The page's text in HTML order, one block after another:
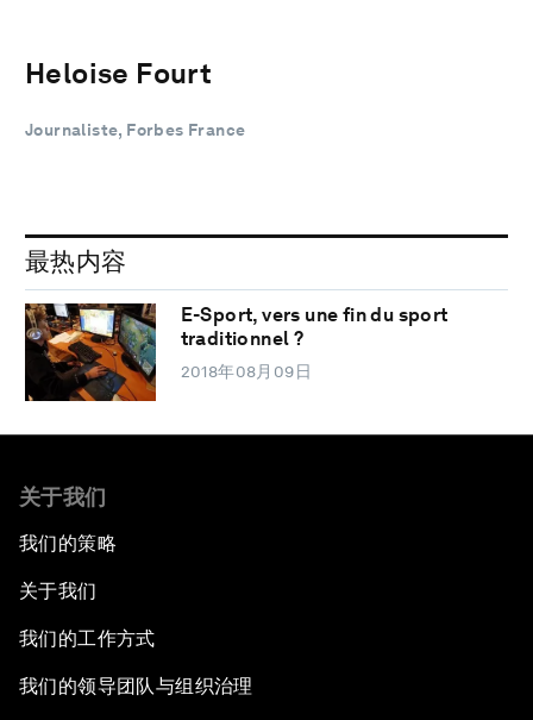
Heloise Fourt
Journaliste, Forbes France
最热内容
E-Sport, vers une fin du sport
traditionnel ?
2018年08月09日
关于我们
我们的策略
关于我们
我们的工作方式
我们的领导团队与组织治理